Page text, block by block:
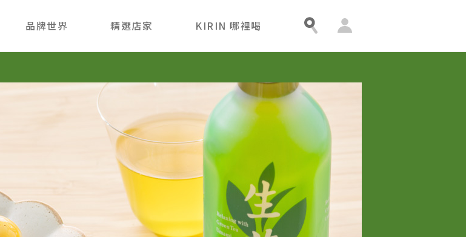
員
心
品牌世界 精選店家 KIRIN 哪裡喝